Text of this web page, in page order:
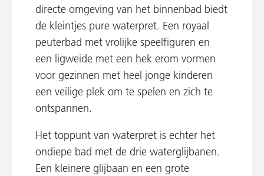
directe omgeving van het binnenbad biedt
de kleintjes pure waterpret. Een royaal
peuterbad met vrolijke speelfiguren en
een ligweide met een hek erom vormen
voor gezinnen met heel jonge kinderen
een veilige plek om te spelen en zich te
ontspannen.
Het toppunt van waterpret is echter het
ondiepe bad met de drie waterglijbanen.
Een kleinere glijbaan en een grote